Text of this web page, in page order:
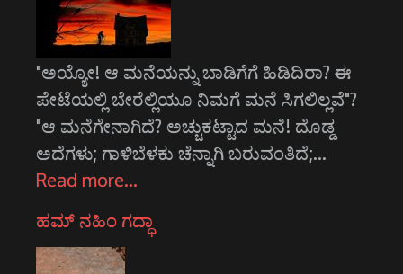
"ಅಯ್ಯೋ! ಆ ಮನೆಯನ್ನು ಬಾಡಿಗೆಗೆ ಹಿಡಿದಿರಾ? ಈ
ಪೇಟೆಯಲ್ಲಿ ಬೇರೆಲ್ಲಿಯೂ ನಿಮಗೆ ಮನೆ ಸಿಗಲಿಲ್ಲವೆ"?
"ಆ ಮನೆಗೇನಾಗಿದೆ? ಅಚ್ಚುಕಟ್ಟಾದ ಮನೆ! ದೊಡ್ಡ
ಅದೆಗಳು; ಗಾಳಿಬೆಳಕು ಚೆನ್ನಾಗಿ ಬರುವಂತಿದೆ;…
Read more…
ಹಮ್ ನಹಿಂ ಗದ್ಧಾ